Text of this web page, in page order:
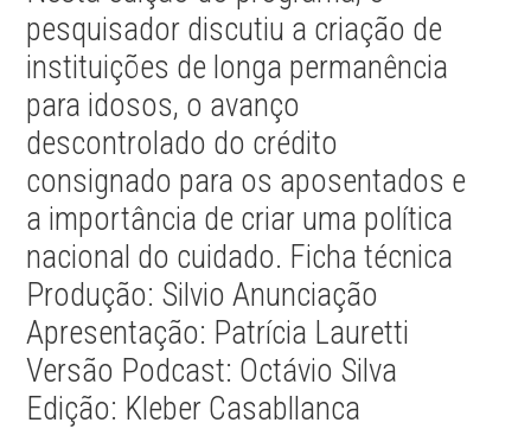
pesquisador discutiu a criação de
instituições de longa permanência
para idosos, o avanço
descontrolado do crédito
consignado para os aposentados e
a importância de criar uma política
nacional do cuidado. Ficha técnica
Produção: Silvio Anunciação
Apresentação: Patrícia Lauretti
Versão Podcast: Octávio Silva
Edição: Kleber Casabllanca